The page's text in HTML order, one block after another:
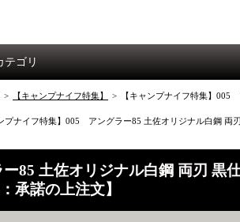
テゴリ
> 【キャンプナイフ特集】 >
【キャンプナイフ特集】
プナイフ特集】005 アングラー85 土佐オリジナル白鋼
85 土佐オリジナル白鋼 両刃
承諾の上注文】